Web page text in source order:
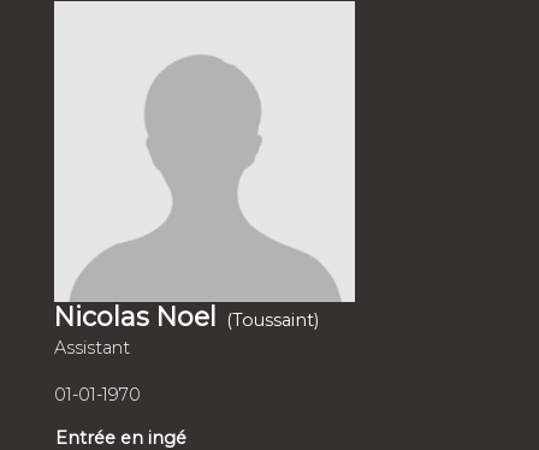
Nicolas Noel
(Toussaint)
Assistant
01-01-1970
Entrée en ingé